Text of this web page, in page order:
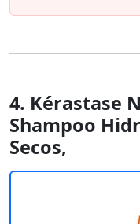
4. Kérastase
Shampoo
Secos,